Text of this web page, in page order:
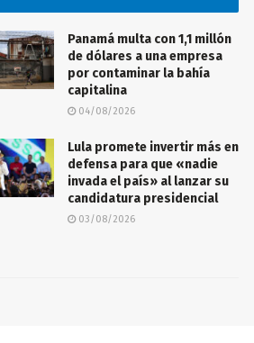
Panamá multa con 1,1 millón
de dólares a una empresa
por contaminar la bahía
capitalina
04/08/2026
Lula promete invertir más en
defensa para que «nadie
invada el país» al lanzar su
candidatura presidencial
03/08/2026